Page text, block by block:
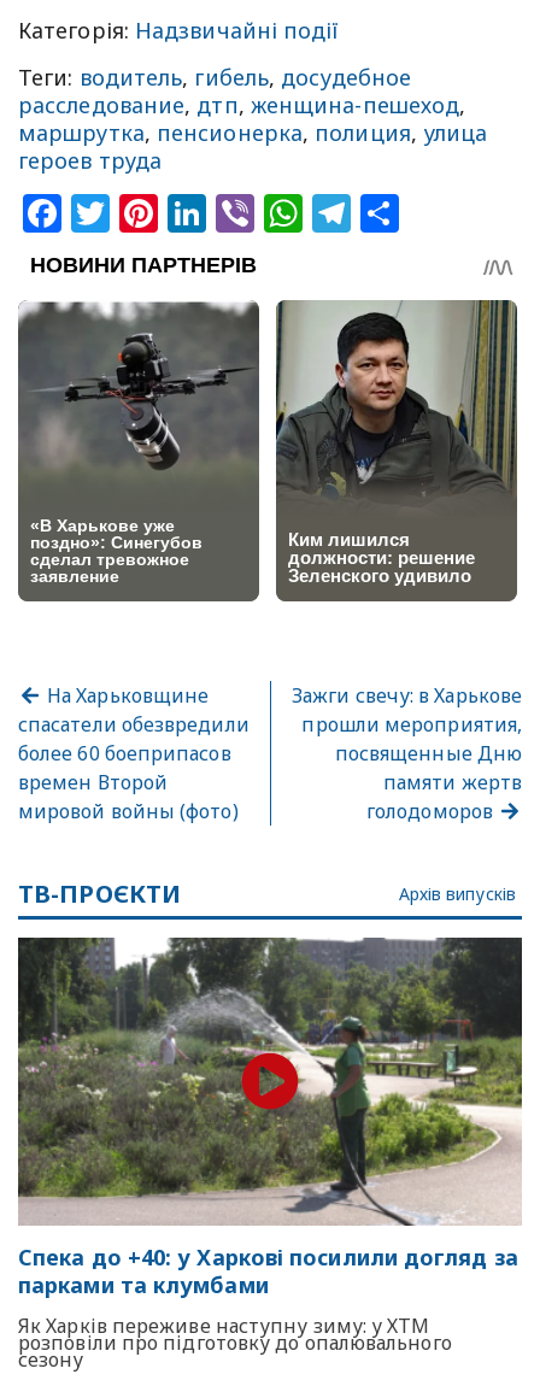
Категорія: Надзвичайні події
Теги: водитель, гибель, досудебное
расследование, дтп, женщина-пешеход,
маршрутка, пенсионерка, полиция, улица
героев труда
Facebook
Twitter
Pinterest
LinkedIn
ViberWhatsApp
Telegram
На Харьковщине
спасатели обезвредили
более 60 боеприпасов
времен Второй
мировой войны (фото)
Зажги свечу: в Харькове
прошли мероприятия,
посвященные Дню
памяти жертв
голодоморов
ТВ-ПРОЄКТИ Архів випусків
Спека до +40: у Харкові посилили догляд за
парками та клумбами
Як Харків переживе наступну зиму: у ХТМ
розповіли про підготовку до опалювального
сезону